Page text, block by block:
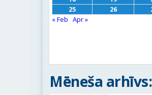
25
26
« Feb Apr »
Mēneša